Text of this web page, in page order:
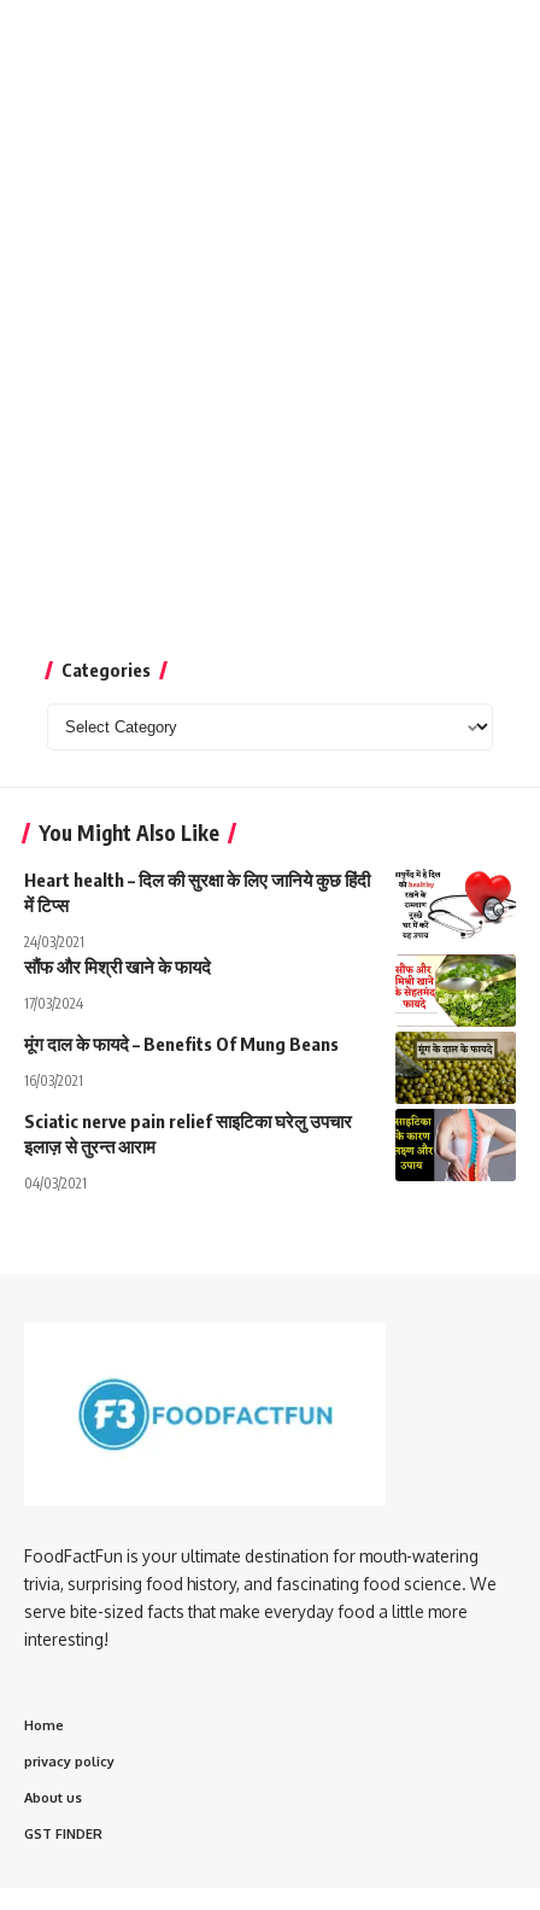
Categories
Categories
You Might Also Like
Heart health – दिल की सुरक्षा के लिए जानिये कुछ हिंदी
में टिप्स
24/03/2021
सौंफ और मिश्री खाने के फायदे
17/03/2024
मूंग दाल के फायदे – Benefits Of Mung Beans
16/03/2021
Sciatic nerve pain relief साइटिका घरेलु उपचार
इलाज़ से तुरन्त आराम
04/03/2021
FoodFactFun is your ultimate destination for mouth-watering
trivia, surprising food history, and fascinating food science. We
serve bite-sized facts that make everyday food a little more
interesting!
Home
privacy policy
About us
GST FINDER